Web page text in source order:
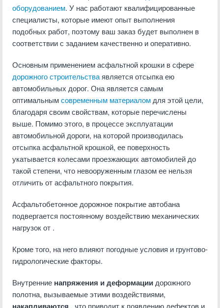
оборудованием. У нас работают квалифицированные
специалисты, которые имеют опыт выполнения
подобных работ, поэтому ваш заказ будет выполнен в
соответствии с заданием качественно и оперативно.
Основным применением асфальтной крошки в сфере
дорожного строительстваявляется отсыпка ею
автомобильных дорог. Она является самым
оптимальнымсовременным материалом для этой цели,
благодаря своим свойствам, которые перечислены
выше. Помимо этого, в процессе эксплуатации
автомобильной дороги, на которой производилась
отсыпка асфальтной крошкой, ее поверхность
укатывается колесами проезжающих автомобилей до
такой степени, что невооруженным глазом ее нельзя
отличить от асфальтного покрытия.
Асфальтобетонное дорожное покрытие автобана
подвергается постоянному воздействию механических
нагрузок от .
Кроме того, на него влияют погодные условия и грунтово-
гидрологические факторы.
Внутренние напряжения и деформации дорожного
полотна, вызываемые этими воздействиями,
, что приводит к появлению дефектов и